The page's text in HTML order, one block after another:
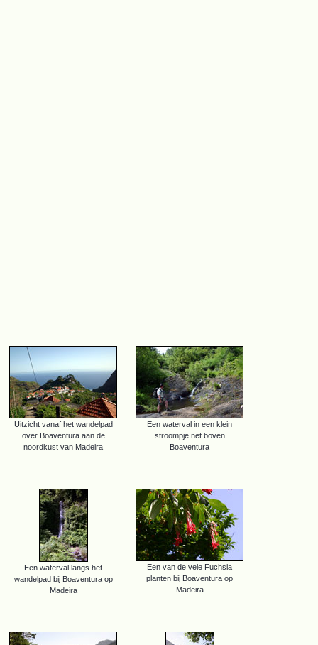
Uitzicht vanaf het wandelpad
over Boaventura aan de
noordkust van Madeira
Een waterval in een klein
stroompje net boven
Boaventura
Een waterval langs het
wandelpad bij Boaventura op
Madeira
Een van de vele Fuchsia
planten bij Boaventura op
Madeira